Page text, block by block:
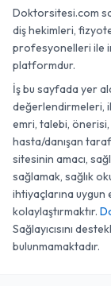
Doktorsitesi.com
diş hekimleri,
profesyonelleri ile
platformdur.
İş bu sayfada yer
değerlendirmeleri,
emri, talebi, önerisi,
hasta/danışan
sitesinin amacı,
sağlamak, sağlık
ihtiyaçlarına uygun
kolaylaştırmaktır.
Sağlayıcısını
bulunmamaktadır.